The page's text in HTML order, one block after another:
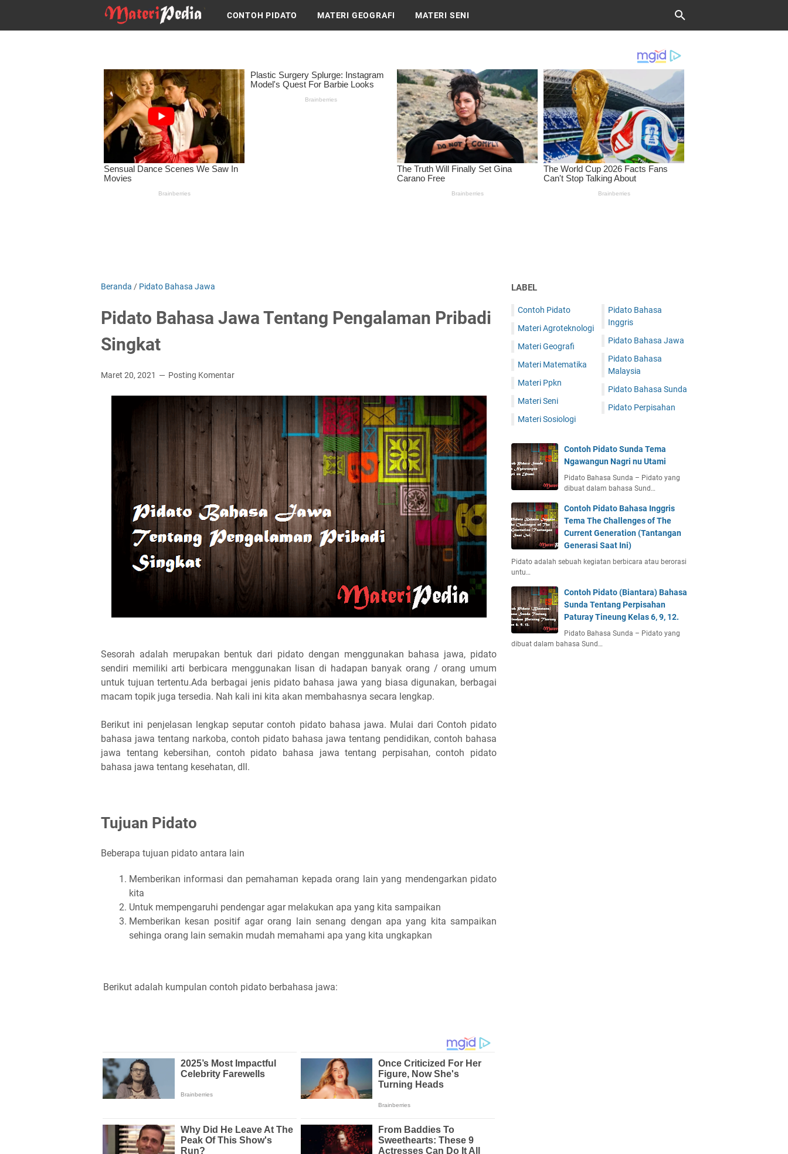
CONTOH PIDATO MATERI GEOGRAFI MATERI SENI
Beranda / Pidato Bahasa Jawa
Pidato Bahasa Jawa Tentang Pengalaman Pribadi
Singkat
Maret 20, 2021 Posting Komentar
Sesorah adalah merupakan bentuk dari pidato dengan menggunakan bahasa jawa, pidato
sendiri memiliki arti berbicara menggunakan lisan di hadapan banyak orang / orang umum
untuk tujuan tertentu.Ada berbagai jenis pidato bahasa jawa yang biasa digunakan, berbagai
macam topik juga tersedia. Nah kali ini kita akan membahasnya secara lengkap.
Berikut ini penjelasan lengkap seputar contoh pidato bahasa jawa. Mulai dari Contoh pidato
bahasa jawa tentang narkoba, contoh pidato bahasa jawa tentang pendidikan, contoh bahasa
jawa tentang kebersihan, contoh pidato bahasa jawa tentang perpisahan, contoh pidato
bahasa jawa tentang kesehatan, dll.
Tujuan Pidato
Beberapa tujuan pidato antara lain
Memberikan informasi dan pemahaman kepada orang lain yang mendengarkan pidato
kita
Untuk mempengaruhi pendengar agar melakukan apa yang kita sampaikan
Memberikan kesan positif agar orang lain senang dengan apa yang kita sampaikan
sehinga orang lain semakin mudah memahami apa yang kita ungkapkan
Berikut adalah kumpulan contoh pidato berbahasa jawa:
LABEL
Contoh Pidato
Materi Agroteknologi
Materi Geografi
Materi Matematika
Materi Ppkn
Materi Seni
Materi Sosiologi
Pidato Bahasa
Inggris
Pidato Bahasa Jawa
Pidato Bahasa
Malaysia
Pidato Bahasa Sunda
Pidato Perpisahan
Contoh Pidato Sunda Tema
Ngawangun Nagri nu Utami
Pidato Bahasa Sunda – Pidato yang
dibuat dalam bahasa Sund…
Contoh Pidato Bahasa Inggris
Tema The Challenges of The
Current Generation (Tantangan
Generasi Saat Ini)
Pidato adalah sebuah kegiatan berbicara atau berorasi
untu…
Contoh Pidato (Biantara) Bahasa
Sunda Tentang Perpisahan
Paturay Tineung Kelas 6, 9, 12.
Pidato Bahasa Sunda – Pidato yang
dibuat dalam bahasa Sund…